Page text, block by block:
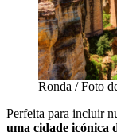
Ronda / Foto
Perfeita para incluir
uma cidade icónica